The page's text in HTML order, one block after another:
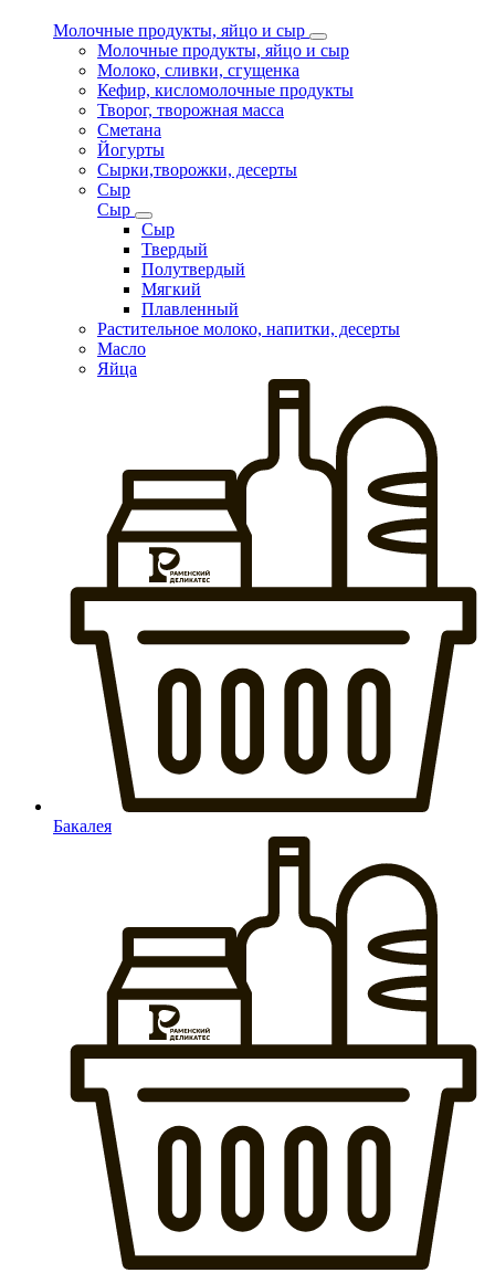
Молочные продукты, яйцо и сыр
Молочные продукты, яйцо и сыр
Молоко, сливки, сгущенка
Кефир, кисломолочные продукты
Творог, творожная масса
Сметана
Йогурты
Сырки,творожки, десерты
Сыр
Сыр
Сыр
Твердый
Полутвердый
Мягкий
Плавленный
Растительное молоко, напитки, десерты
Масло
Яйца
Бакалея